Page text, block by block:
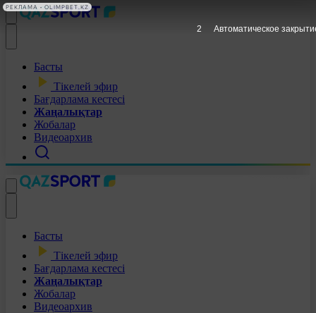
Басты
Тікелей эфир
Бағдарлама кестесі
Жаңалықтар
Жобалар
Видеоархив
Басты
Тікелей эфир
Бағдарлама кестесі
Жаңалықтар
Жобалар
Видеоархив
1 Автоматическое
РЕКЛАМА • OLIMPBET.KZ